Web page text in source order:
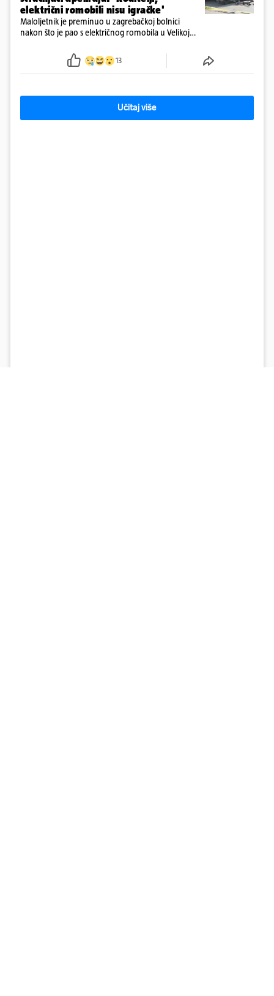
električni romobili nisu igračke'
Maloljetnik je preminuo u zagrebačkoj bolnici
nakon što je pao s električnog romobila u Velikoj
13
Učitaj više